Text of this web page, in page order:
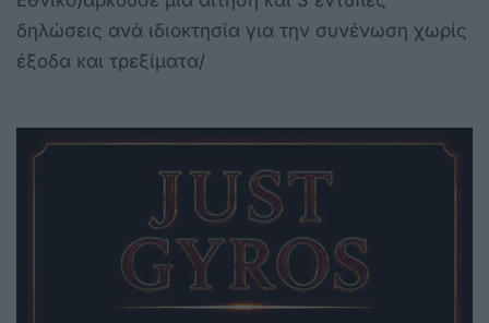
δηλώσεις ανά ιδιοκτησία για την συνένωση χωρίς
έξοδα και τρεξίματα/